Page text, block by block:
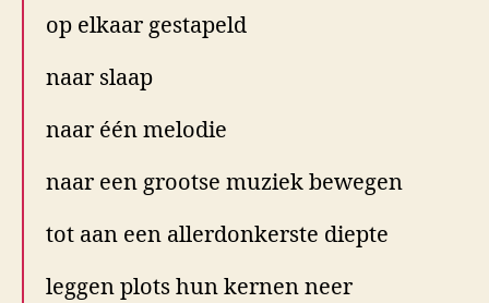
op elkaar gestapeld
naar slaap
naar één melodie
naar een grootse muziek bewegen
tot aan een allerdonkerste diepte
leggen plots hun kernen neer